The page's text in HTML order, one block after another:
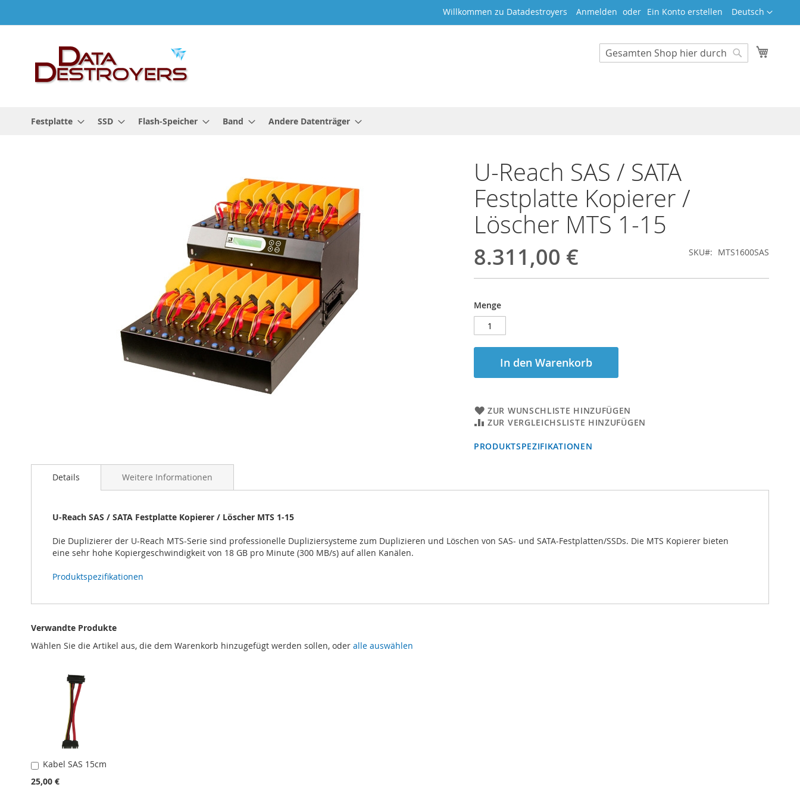
Inhalt
Sprache
Deutsch
Willkommen zu Datadestroyers Anmelden Ein Konto erstellen
Search
Festplatte SSD Flash-Speicher Band Andere Datenträger
U-Reach SAS / SATA
Festplatte Kopierer /
Löscher MTS 1-15
8.311,00 € SKU MTS1600SAS
Menge
In den Warenkorb
ZUR WUNSCHLISTE HINZUFÜGEN
ZUR VERGLEICHSLISTE HINZUFÜGEN
PRODUKTSPEZIFIKATIONEN
springen
Details
U-Reach SAS / SATA Festplatte Kopierer / Löscher MTS 1-15
Die Duplizierer der U-Reach MTS-Serie sind professionelle Dupliziersysteme zum Duplizieren und Löschen von SAS- und SATA-Festplatten/SSDs. Die MTS Kopierer bieten
eine sehr hohe Kopiergeschwindigkeit von 18 GB pro Minute (300 MB/s) auf allen Kanälen.
Produktspezifikationen
Weitere Informationen
Verwandte Produkte
Wählen Sie die Artikel aus, die dem Warenkorb hinzugefügt werden sollen, oder alle auswählen
Kabel SAS 15cm
25,00 €
In
den
Warenkorb